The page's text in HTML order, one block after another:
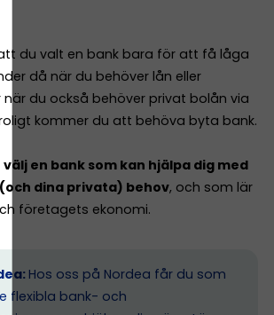
du valt en bank bara för att få låga
då när du behöver lån eller
när du också behöver privat bolån via
kommer du att behöva byta bank.
välj en bank som kan hjälpa dig med
dina privata) behov, och som lär
företagets ekonomi.
Hos oss på Nordea får du som
flexibla bank- och